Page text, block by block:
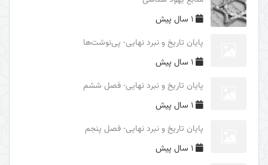
فایدۀ غیبت امام زمان (علیه السلام)
درس‌های اربعین
(علیه السلام)
1 سال پیش
پایان تاریخ و نبرد نهایی- پی‌نوشت‌ها
1 سال پیش
پایان تاریخ و نبرد نهایی- فصل ششم
1 سال پیش
پایان تاریخ و نبرد نهایی- فصل پنجم
1 سال پیش